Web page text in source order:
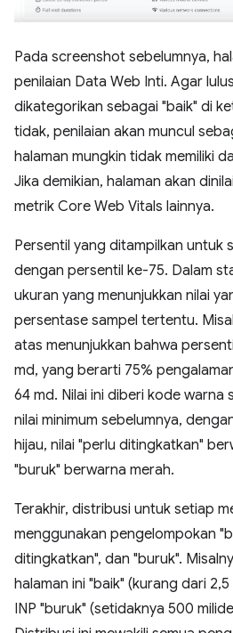
Pada screenshot sebelumnya,
penilaian Data Web Inti. Agar
dikategorikan sebagai "baik" di
tidak, penilaian akan muncul
halaman mungkin tidak memiliki
Jika demikian, halaman akan
metrik Core Web Vitals lainnya.
Persentil yang ditampilkan untuk
dengan persentil ke-75. Dalam
ukuran yang menunjukkan nilai
persentase sampel tertentu.
atas menunjukkan bahwa
md, yang berarti 75%
64 md. Nilai ini diberi kode warna
nilai minimum sebelumnya,
hijau, nilai "perlu ditingkatkan"
"buruk" berwarna merah.
Terakhir, distribusi untuk setiap
menggunakan pengelompokan
ditingkatkan", dan "buruk".
halaman ini "baik" (kurang dari
INP "buruk" (setidaknya 500